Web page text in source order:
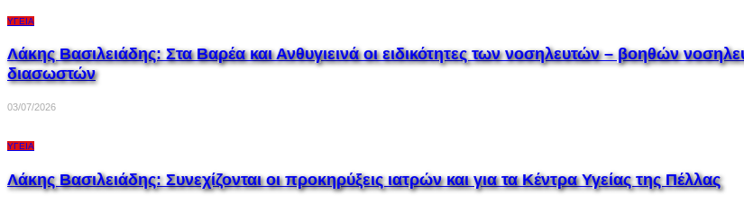
ΥΓΕΊΑ
Λάκης Βασιλειάδης: Στα Βαρέα και Ανθυγιεινά οι ειδικότητες των νοσηλευτών – βοηθών
διασωστών
03/07/2026
ΥΓΕΊΑ
Λάκης Βασιλειάδης: Συνεχίζονται οι προκηρύξεις ιατρών και για τα Κέντρα Υγείας της Πέλλας